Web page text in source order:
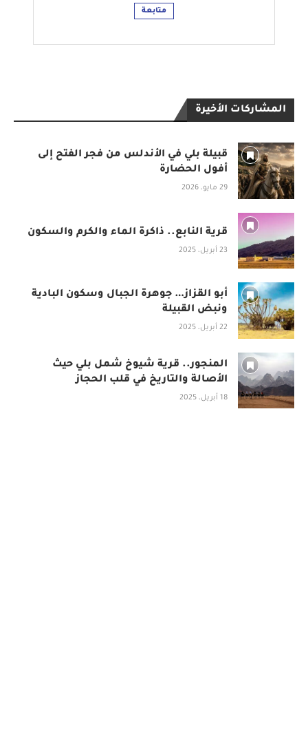
متابعة
المشاركات الأخيرة
قبيلة بلي في الأندلس من فجر الفتح إلى
أفول الحضارة
29 مايو، 2026
قرية النابع.. ذاكرة الماء والكرم والسكون
23 أبريل، 2025
أبو القزاز… جوهرة الجبال وسكون البادية
ونبض القبيلة
22 أبريل، 2025
المنجور.. قرية شيوخ شمل بلي حيث
الأصالة والتاريخ في قلب الحجاز
18 أبريل، 2025